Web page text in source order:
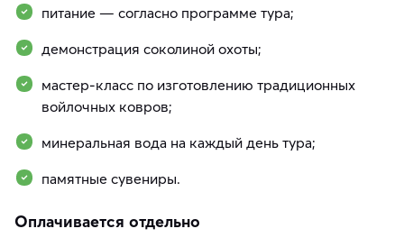
питание — согласно программе тура;
демонстрация соколиной охоты;
мастер-класс по изготовлению традиционных
войлочных ковров;
минеральная вода на каждый день тура;
памятные сувениры.
Оплачивается отдельно